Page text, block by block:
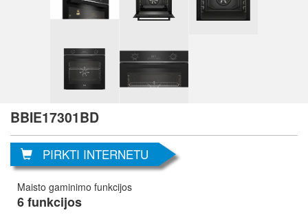
BBIE17301BD
PIRKTI INTERNETU
Maisto gaminimo funkcijos
6 funkcijos